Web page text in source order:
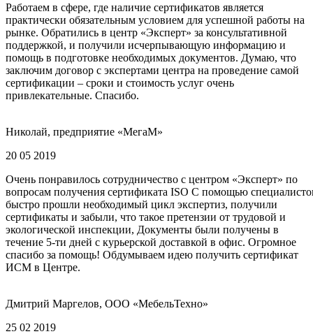
Работаем в сфере, где наличие сертификатов является
практически обязательным условием для успешной работы на
рынке. Обратились в центр «Эксперт» за консультативной
поддержкой, и получили исчерпывающую информацию и
помощь в подготовке необходимых документов. Думаю, что
заключим договор с экспертами центра на проведение самой
сертификации – сроки и стоимость услуг очень
привлекательные. Спасибо.
Николай, предприятие «МегаМ»
20 05 2019
Очень понравилось сотрудничество с центром «Эксперт» по
вопросам получения сертификата ISO С помощью
быстро прошли необходимый цикл экспертиз, получили
сертификаты и забыли, что такое претензии от трудовой и
экологической инспекции, Документы были получены в
течение 5-ти дней с курьерской доставкой в офис. Огромное
спасибо за помощь! Обдумываем идею получить сертификат
ИСМ в Центре.
Дмитрий Маргелов, ООО «МебельТехно»
25 02 2019